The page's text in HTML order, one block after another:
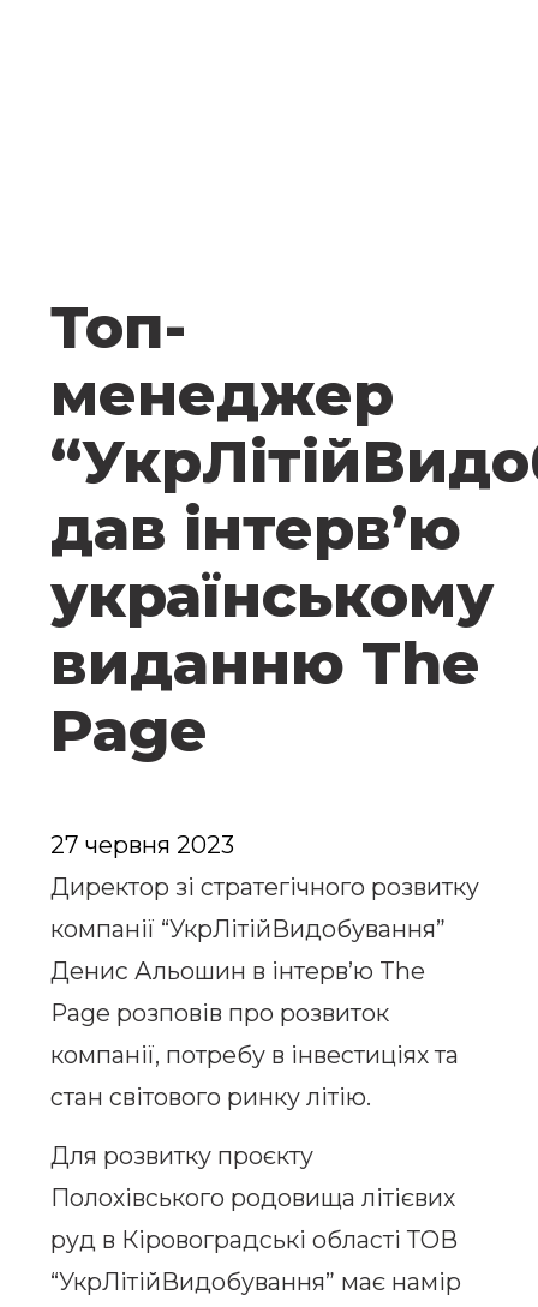
Топ-
менеджер
дав інтерв’ю
українському
виданню The
Page
27 червня 2023
Директор зі стратегічного розвитку
компанії “УкрЛітійВидобування”
Денис Альошин в інтерв’ю The
Page розповів про розвиток
компанії, потребу в інвестиціях та
стан світового ринку літію.
Для розвитку проєкту
Полохівського родовища літієвих
руд в Кіровоградські області ТОВ
“УкрЛітійВидобування” має намір